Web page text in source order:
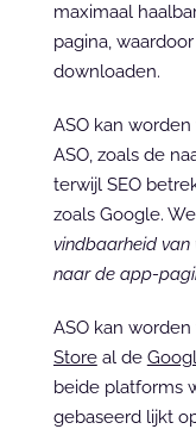
maximaal
pagina,
downloaden.
ASO kan
ASO, zoals de
terwijl SEO
zoals Google.
vindbaarheid
naar de app-
ASO kan
Store al de
beide platforms
gebaseerd lijkt